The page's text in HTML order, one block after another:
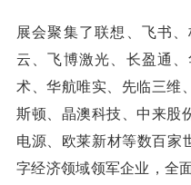
展会聚集了联想、飞书
云、飞博激光、长盈通
术、华航唯实、先临三维
斯顿、晶澳科技、中来股
电源、欧莱新材等数百家
字经济领域领军企业，全